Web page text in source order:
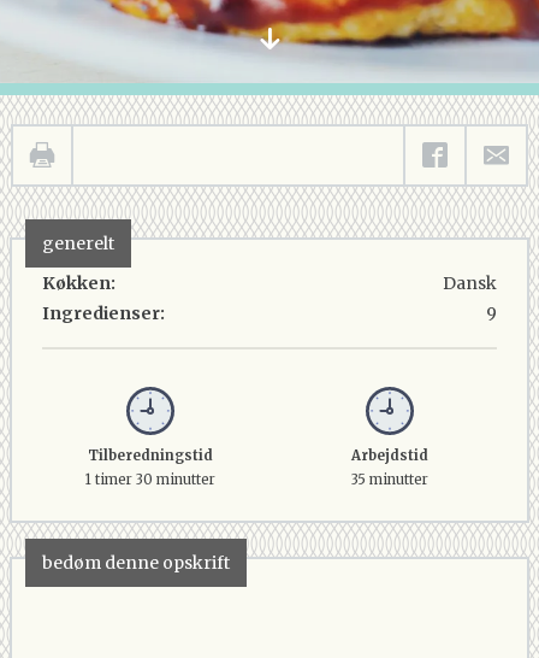
generelt
Køkken:
Ingredienser:
Dansk
9
Tilberedningstid
1 timer 30 minutter
Arbejdstid
35 minutter
bedøm denne opskrift